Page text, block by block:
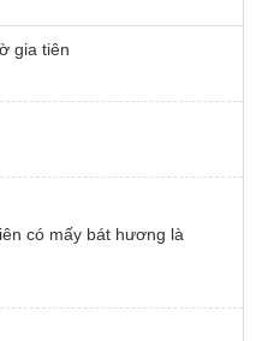
gia tiên
có mấy bát hương là